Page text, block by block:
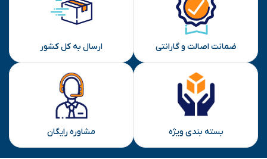
ارسال
ضمانت اصالت و گارانتی ارسال به کل کشور
بسته بندی ویژه مشاوره رایگان